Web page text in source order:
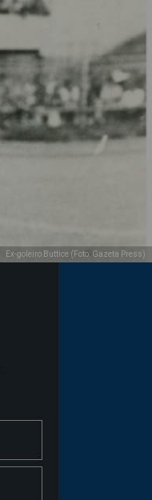
Ex-goleiro Buttice (Foto: Gazeta Press)